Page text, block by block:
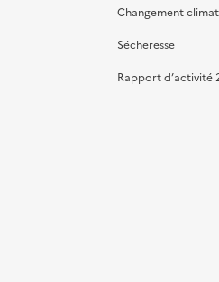
Changement
Sécheresse
Rapport d’activité